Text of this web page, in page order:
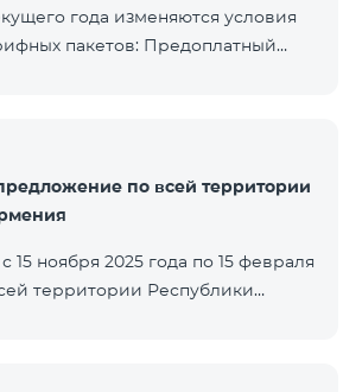
года изменяются условия
пакетов: Предоплатный
600 минут на все сети РА, США,
РФ и Tele2 вместо прежних 300
вместо прежних 7 ГБ.
в «Be Free 3200». Абонентская
по всей территории
15 ноября 2025 года по 15 февраля
территории Республики